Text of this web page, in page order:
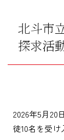
北斗市
探求活
2026年5月20
徒10名を受け